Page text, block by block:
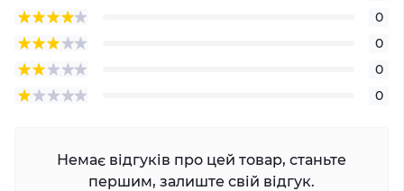
0
0
0
0
Немає відгуків про цей товар, станьте
першим, залиште свій відгук.